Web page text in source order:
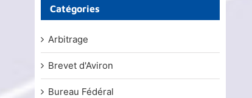
Catégories
Arbitrage
Brevet d'Aviron
Bureau Fédéral